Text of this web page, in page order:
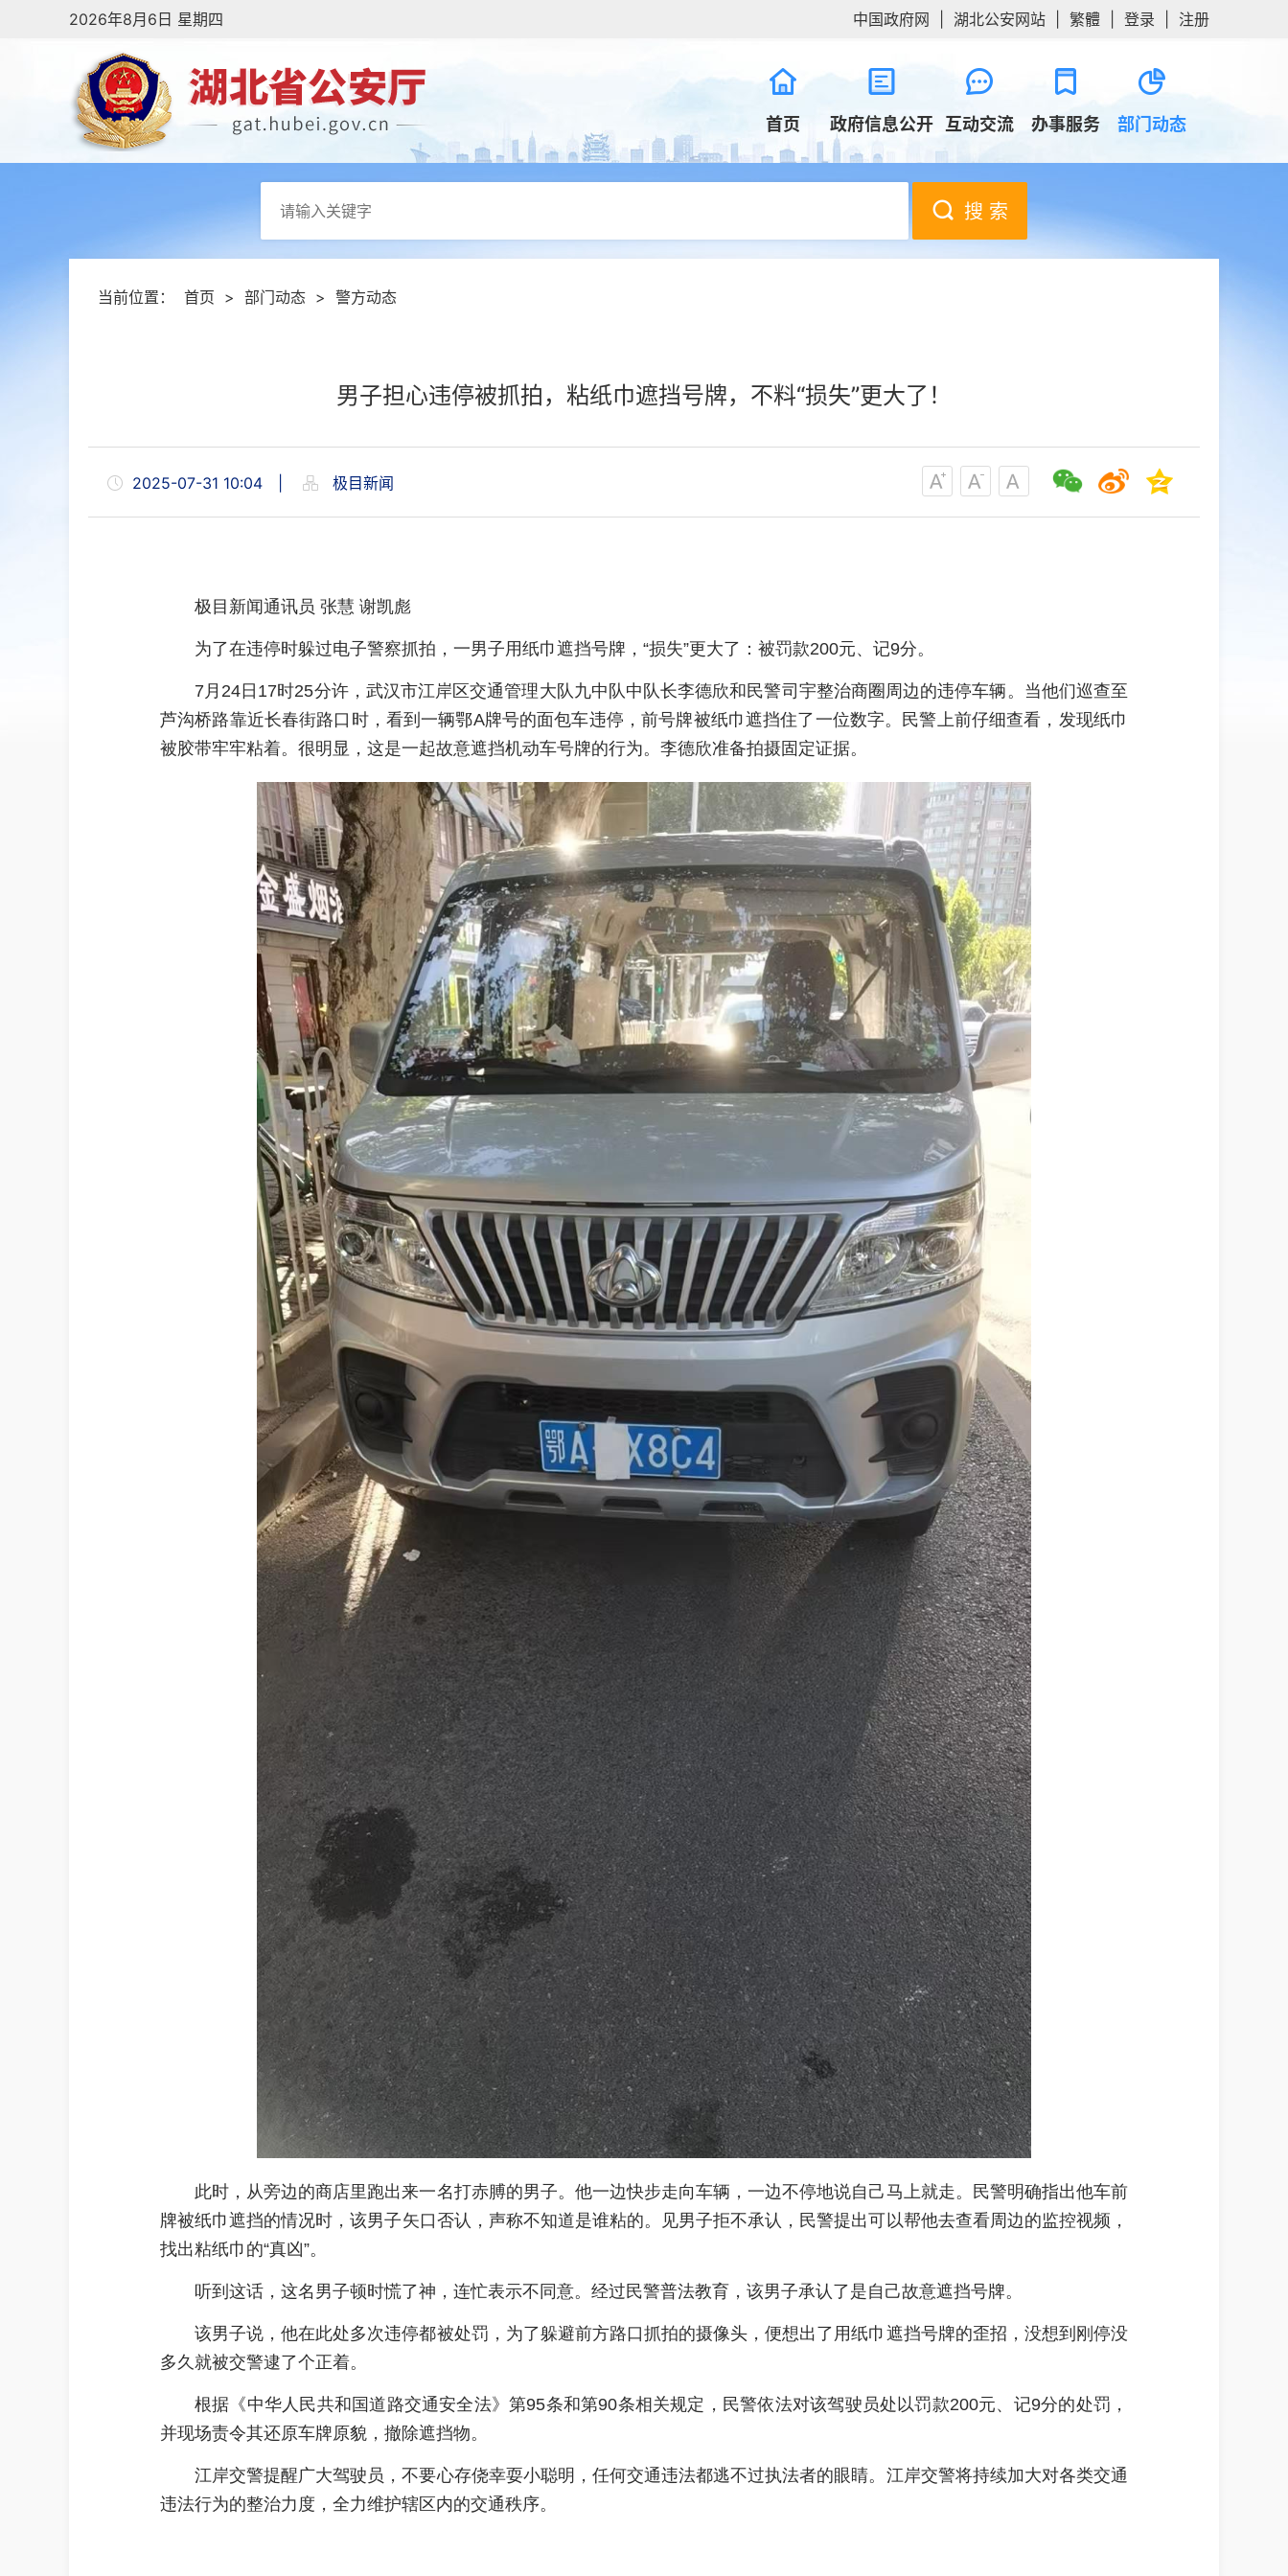
2026年8月6日 星期四 中国政府网 湖北公安网站 繁體 登录 注册
首页 政府信息公开 互动交流 办事服务 部门动态
搜 索
当前位置： 首页 > 部门动态 > 警方动态
男子担心违停被抓拍，粘纸巾遮挡号牌，不料“损失”更大了！
2025-07-31 10:04 极目新闻
极目新闻通讯员 张慧 谢凯彪
为了在违停时躲过电子警察抓拍，一男子用纸巾遮挡号牌，“损失”更大了：被罚款200元、记9分。
7月24日17时25分许，武汉市江岸区交通管理大队九中队中队长李德欣和民警司宇整治商圈周边的违停车辆。当他们巡查至
芦沟桥路靠近长春街路口时，看到一辆鄂A牌号的面包车违停，前号牌被纸巾遮挡住了一位数字。民警上前仔细查看，发现纸巾
被胶带牢牢粘着。很明显，这是一起故意遮挡机动车号牌的行为。李德欣准备拍摄固定证据。
此时，从旁边的商店里跑出来一名打赤膊的男子。他一边快步走向车辆，一边不停地说自己马上就走。民警明确指出他车前
牌被纸巾遮挡的情况时，该男子矢口否认，声称不知道是谁粘的。见男子拒不承认，民警提出可以帮他去查看周边的监控视频，
找出粘纸巾的“真凶”。
听到这话，这名男子顿时慌了神，连忙表示不同意。经过民警普法教育，该男子承认了是自己故意遮挡号牌。
该男子说，他在此处多次违停都被处罚，为了躲避前方路口抓拍的摄像头，便想出了用纸巾遮挡号牌的歪招，没想到刚停没
多久就被交警逮了个正着。
根据《中华人民共和国道路交通安全法》第95条和第90条相关规定，民警依法对该驾驶员处以罚款200元、记9分的处罚，
并现场责令其还原车牌原貌，撤除遮挡物。
江岸交警提醒广大驾驶员，不要心存侥幸耍小聪明，任何交通违法都逃不过执法者的眼睛。江岸交警将持续加大对各类交通
违法行为的整治力度，全力维护辖区内的交通秩序。